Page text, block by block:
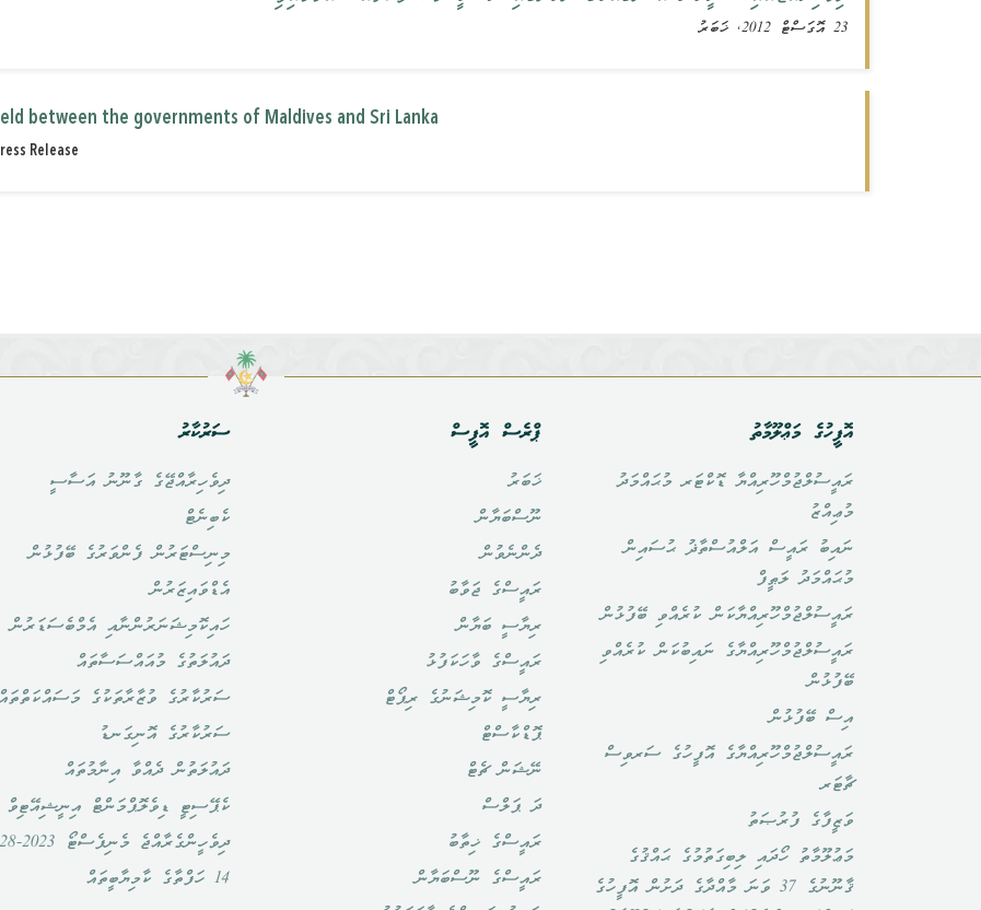
23 އޮގަސްޓް 2012, ޚަބަރު
between the governments of Maldives and Sri Lanka
Release
އޮފީހުގެ މަޢްލޫމާތު
ރައީސުލްޖުމްހޫރިއްޔާ ޑޮކްޓަރ މުޙައްމަދު
މުޢިއްޒު
ނައިބު ރައީސް އަލްއުސްތާޛު ޙުސައިން
މުޙައްމަދު ލަޠީފް
ރައީސުލްޖުމްހޫރިއްޔާކަން ކުރެއްވި ބޭފުޅުން
ރައީސުލްޖުމްހޫރިއްޔާގެ ނައިބުކަން ކުރެއްވި
ބޭފުޅުން
އިސް ބޭފުޅުން
ރައީސުލްޖުމްހޫރިއްޔާގެ އޮފީހުގެ ސަރވިސް
ޗާޓަރ
ވަޒީފާގެ ފުރުޞަތު
މަޢުލޫމާތު ހޯދައި ލިބިގަތުމުގެ ޙައްޤުގެ
ޤާނޫނުގެ 37 ވަނަ މާއްދާގެ ދަށުން އޮފީހުގެ
ޕްރެސް އޮފީސް
ޚަބަރު
ނޫސްބަޔާން
ދެންނެވުން
ރައީސްގެ ޖަވާބު
ރިޔާސީ ބަޔާން
ރައީސްގެ ވާހަކަފުޅު
ރިޔާސީ ކޮމިޝަނުގެ ރިޕޯޓް
ޕޮޑްކާސްޓް
ނޭޝަން ޗެޓް
ދަ ޕަލްސް
ރައީސްގެ ޚިތާބު
ރައީސްގެ ނޫސްބަޔާން
ސަރުކާރު
ދިވެހިރާއްޖޭގެ ގާނޫނު އަސާސީ
ކެބިނެޓް
މިނިސްޓަރުން ފެންވަރުގެ ބޭފުޅުން
އެޑްވައިޒަރުން
ހައިކޮމިޝަނަރުންނާއި އެމްބެސަޑަރުން
ދައުލަތުގެ މުއައްސަސާތައް
ސަރުކާރުގެ ވުޒާރާތަކުގެ
ސަރުކާރުގެ އޮނިގަނޑު
ދައުލަތުން ދެއްވާ އިނާމުތައް
ކެޕޭސިޓީ ޑިވެލޮޕްމަންޓް އިނީޝިއޭޓިވް
ދިވެހީންގެރާއްޖެ މެނިފެސްޓޯ 2023-2028
14 ހަފްތާގެ ކާމިޔާބީތައް